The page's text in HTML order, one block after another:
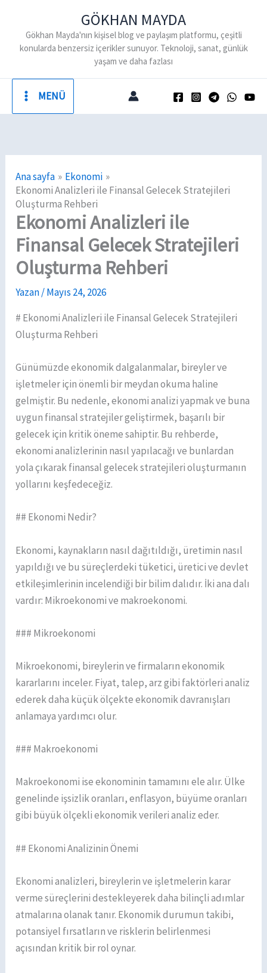
GÖKHAN MAYDA
Gökhan Mayda'nın kişisel blog ve paylaşım platformu, çeşitli
konularda benzersiz içerikler sunuyor. Teknoloji, sanat, günlük
yaşam ve daha fazlası
MENÜ
Ana sayfa
Ekonomi
Ekonomi Analizleri ile Finansal Gelecek Stratejileri
Oluşturma Rehberi
Ekonomi Analizleri ile
Finansal Gelecek Stratejileri
Oluşturma Rehberi
Yazan/Mayıs 24, 2026
# Ekonomi Analizleri ile Finansal Gelecek Stratejileri
Oluşturma Rehberi
Günümüzde ekonomik dalgalanmalar, bireyler ve
işletmeler için önemli bir meydan okuma haline
gelmiştir. Bu nedenle, ekonomi analizi yapmak ve buna
uygun finansal stratejiler geliştirmek, başarılı bir
gelecek için kritik öneme sahiptir. Bu rehberde,
ekonomi analizlerinin nasıl yapılacağı ve bunlardan
yola çıkarak finansal gelecek stratejileri oluşturmanın
yollarını keşfedeceğiz.
## Ekonomi Nedir?
Ekonomi, kaynakların nasıl dağıtıldığı, üretimin nasıl
yapıldığı ve bu süreçlerdeki tüketici, üretici ve devlet
etkileşimlerinin incelendiği bir bilim dalıdır. İki ana dalı
vardır: Mikroekonomi ve makroekonomi.
### Mikroekonomi
Mikroekonomi, bireylerin ve firmaların ekonomik
kararlarını inceler. Fiyat, talep, arz gibi faktörleri analiz
ederek daha küçük ölçekte ekonomik davranışları
anlamaya yardımcı olur.
### Makroekonomi
Makroekonomi ise ekonominin tamamını ele alır. Ülke
genelinde işsizlik oranları, enflasyon, büyüme oranları
gibi büyük ölçekli ekonomik verileri analiz eder.
## Ekonomi Analizinin Önemi
Ekonomi analizleri, bireylerin ve işletmelerin karar
verme süreçlerini destekleyerek daha bilinçli adımlar
atmalarına olanak tanır. Ekonomik durumun takibi,
potansiyel fırsatların ve risklerin belirlenmesi
açısından kritik bir rol oynar.